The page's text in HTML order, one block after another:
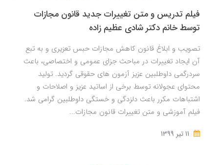
فیلم تدریس و متن تغییرات جدید قانون مجازات
توسط خانم دکتر شادی عظیم زاده
تصویب و ابلاغ قانون کاهش مجازات حبس تعزیری و به تبع
آن ایجاد تغییرات در مباحث جزای عمومی و اختصاصی، باعث
سردرگمی داوطلبین عزیز آزمون های حقوقی گردید. تولید
محتوای عجولانه توسط برخی از اساتید عزیز و اصلاحات و
اشتباهات مکرر باعث دلزدگی و خستگی داوطلبین گرامی شد.
فیلم آموزشی و متن تغییرات قانون مجازات...